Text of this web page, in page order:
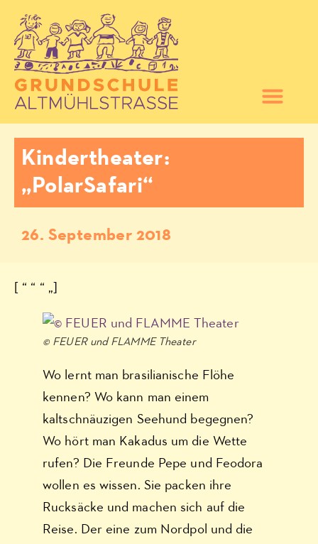
Kindertheater:
„PolarSafari“
26. September 2018
[ “ “ “ „]
© FEUER und FLAMME Theater
Wo lernt man brasilianische Flöhe
kennen? Wo kann man einem
kaltschnäuzigen Seehund begegnen?
Wo hört man Kakadus um die Wette
rufen? Die Freunde Pepe und Feodora
wollen es wissen. Sie packen ihre
Rucksäcke und machen sich auf die
Reise. Der eine zum Nordpol und die